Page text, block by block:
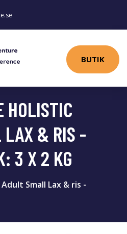
BUTIK
HOLISTIC
LAX & RIS -
3 X 2 KG
Small Lax & ris -